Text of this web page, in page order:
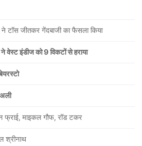
टॉस जीतकर गेंदबाजी का फैसला किया
वेस्ट इंडीज को 9 विकटों से हराया
फ्राई, माइकल गौफ, रॉड टकर
श्रीनाथ